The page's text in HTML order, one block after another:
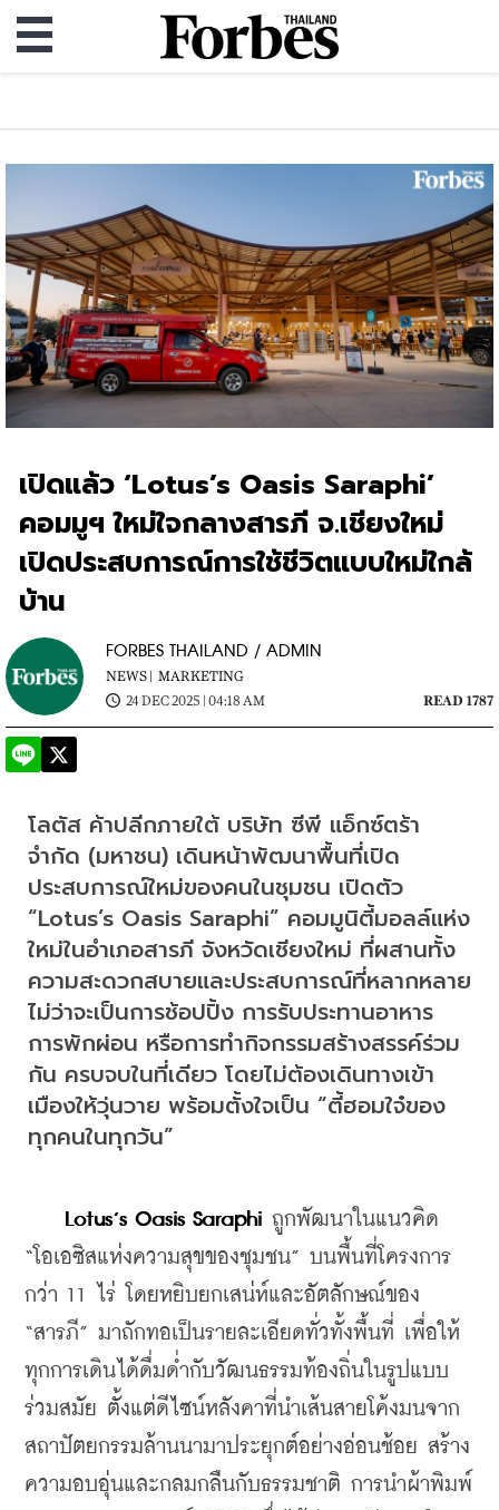
เปิดแล้ว ‘Lotus’s Oasis Saraphi’
คอมมูฯ ใหม่ใจกลางสารภี จ.เชียงใหม่
เปิดประสบการณ์การใช้ชีวิตแบบใหม่ใกล้
บ้าน
FORBES THAILAND / ADMIN
NEWS | MARKETING
24 DEC 2025 | 04:18 AM
READ 1787
โลตัส ค้าปลีกภายใต้ บริษัท ซีพี แอ็กซ์ตร้า
จำกัด (มหาชน) เดินหน้าพัฒนาพื้นที่เปิด
ประสบการณ์ใหม่ของคนในชุมชน เปิดตัว
“Lotus’s Oasis Saraphi” คอมมูนิตี้มอลล์แห่ง
ใหม่ในอำเภอสารภี จังหวัดเชียงใหม่ ที่ผสานทั้ง
ความสะดวกสบายและประสบการณ์ที่หลากหลาย
ไม่ว่าจะเป็นการช้อปปิ้ง การรับประทานอาหาร
การพักผ่อน หรือการทำกิจกรรมสร้างสรรค์ร่วม
กัน ครบจบในที่เดียว โดยไม่ต้องเดินทางเข้า
เมืองให้วุ่นวาย พร้อมตั้งใจเป็น “ตี้ฮอมใจ๋ของ
ทุกคนในทุกวัน”
Lotus’s Oasis Saraphi ถูกพัฒนาในแนวคิด
“โอเอซิสแห่งความสุขของชุมชน” บนพื้นที่โครงการ
กว่า 11 ไร่ โดยหยิบยกเสน่ห์และอัตลักษณ์ของ
“สารภี” มาถักทอเป็นรายละเอียดทั่วทั้งพื้นที่ เพื่อให้
ทุกการเดินได้ดื่มด่ำกับวัฒนธรรมท้องถิ่นในรูปแบบ
ร่วมสมัย ตั้งแต่ดีไซน์หลังคาที่นำเส้นสายโค้งมนจาก
สถาปัตยกรรมล้านนามาประยุกต์อย่างอ่อนช้อย สร้าง
ความอบอุ่นและกลมกลืนกับธรรมชาติ การนำผ้าพิมพ์